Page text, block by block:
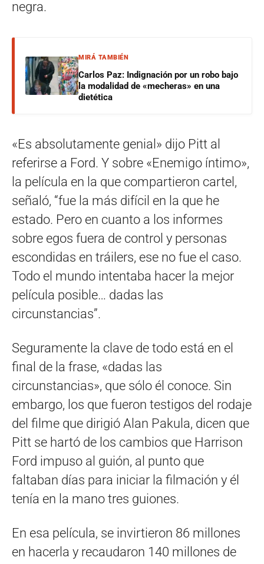
negra.
MIRÁ TAMBIÉN
Carlos Paz: Indignación por un robo bajo
la modalidad de «mecheras» en una
dietética
«Es absolutamente genial» dijo Pitt al
referirse a Ford. Y sobre «Enemigo íntimo»,
la película en la que compartieron cartel,
señaló, “fue la más difícil en la que he
estado. Pero en cuanto a los informes
sobre egos fuera de control y personas
escondidas en tráilers, ese no fue el caso.
Todo el mundo intentaba hacer la mejor
película posible… dadas las
circunstancias”.
Seguramente la clave de todo está en el
final de la frase, «dadas las
circunstancias», que sólo él conoce. Sin
embargo, los que fueron testigos del rodaje
del filme que dirigió Alan Pakula, dicen que
Pitt se hartó de los cambios que Harrison
Ford impuso al guión, al punto que
faltaban días para iniciar la filmación y él
tenía en la mano tres guiones.
En esa película, se invirtieron 86 millones
en hacerla y recaudaron 140 millones de